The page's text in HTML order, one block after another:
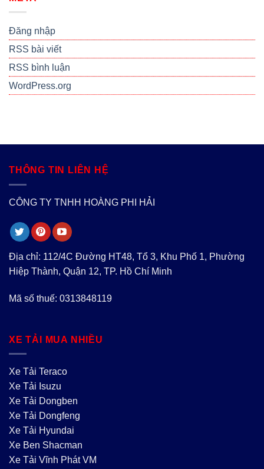
Đăng nhập
RSS bài viết
RSS bình luận
WordPress.org
THÔNG TIN LIÊN HỆ
CÔNG TY TNHH HOÀNG PHI HẢI
Địa chỉ: 112/4C Đường HT48, Tổ 3, Khu Phố 1, Phường
Hiệp Thành, Quận 12, TP. Hồ Chí Minh
Mã số thuế: 0313848119
XE TẢI MUA NHIỀU
Xe Tải Teraco
Xe Tải Isuzu
Xe Tải Dongben
Xe Tải Dongfeng
Xe Tải Hyundai
Xe Ben Shacman
Xe Tải Vĩnh Phát VM